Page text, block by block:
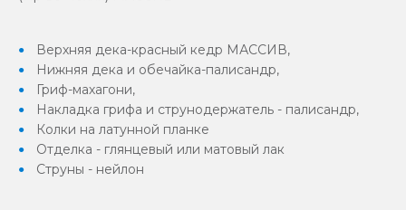
Верхняя дека-красный кедр МАССИВ,
Нижняя дека и обечайка-палисандр,
Гриф-махагони,
Накладка грифа и струнодержатель - палисандр,
Колки на латунной планке
Отделка - глянцевый или матовый лак
Струны - нейлон